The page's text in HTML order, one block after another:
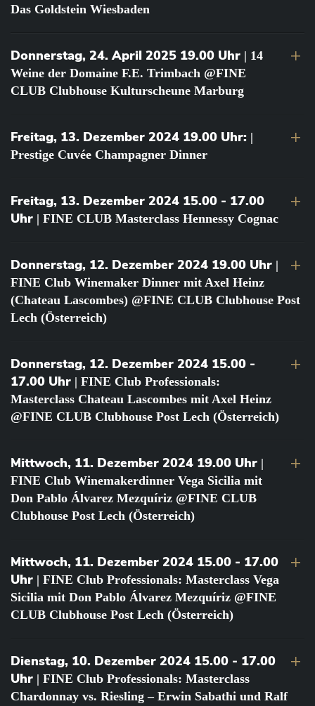
Das Goldstein Wiesbaden
Donnerstag, 24. April 2025 19.00 Uhr | 14
Weine der Domaine F.E. Trimbach @FINE
CLUB Clubhouse Kulturscheune Marburg
Freitag, 13. Dezember 2024 19.00 Uhr: |
Prestige Cuvée Champagner Dinner
Freitag, 13. Dezember 2024 15.00 - 17.00
Uhr | FINE CLUB Masterclass Hennessy Cognac
Donnerstag, 12. Dezember 2024 19.00 Uhr |
FINE Club Winemaker Dinner mit Axel Heinz
(Chateau Lascombes) @FINE CLUB Clubhouse Post
Lech (Österreich)
Donnerstag, 12. Dezember 2024 15.00 -
17.00 Uhr | FINE Club Professionals:
Masterclass Chateau Lascombes mit Axel Heinz
@FINE CLUB Clubhouse Post Lech (Österreich)
Mittwoch, 11. Dezember 2024 19.00 Uhr |
FINE Club Winemakerdinner Vega Sicilia mit
Don Pablo Álvarez Mezquíriz @FINE CLUB
Clubhouse Post Lech (Österreich)
Mittwoch, 11. Dezember 2024 15.00 - 17.00
Uhr | FINE Club Professionals: Masterclass Vega
Sicilia mit Don Pablo Álvarez Mezquíriz @FINE
CLUB Clubhouse Post Lech (Österreich)
Dienstag, 10. Dezember 2024 15.00 - 17.00
Uhr | FINE Club Professionals: Masterclass
Chardonnay vs. Riesling – Erwin Sabathi und Ralf